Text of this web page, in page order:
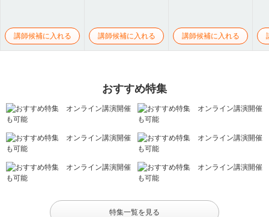
講師候補に入れる 講師候補に入れる 講師候補に入れる
おすすめ特集
特集一覧を見る